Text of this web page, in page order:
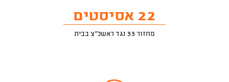
22 אסיסטים
מחזור 33 נגד ראשל"צ בבית